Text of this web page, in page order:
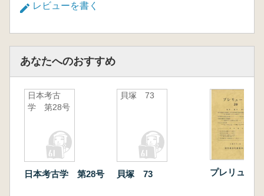
史-明日への文化遺産』
市民参加でさぐる氷河時代-』
小野 昭
考古フォーカス
新潟県 国指定史跡 沖ノ原遺跡の第1号住居
跡と調査について
レビューを書く
あなたへのおすすめ
日本考古
学 第28号
日本考古学 第28号
貝塚 73
貝塚 73 プレリュー